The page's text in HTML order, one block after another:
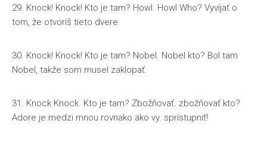
29. Knock! Knock! Kto je tam? Howl. Howl Who? Vyvíjať o
tom, že otvoríš tieto dvere.
30. Knock! Knock! Kto je tam? Nobel. Nobel kto? Bol tam
Nobel, takže som musel zaklopať.
31. Knock Knock. Kto je tam? Zbožňovať. zbožňovať kto?
Adore je medzi mnou rovnako ako vy. sprístupniť!